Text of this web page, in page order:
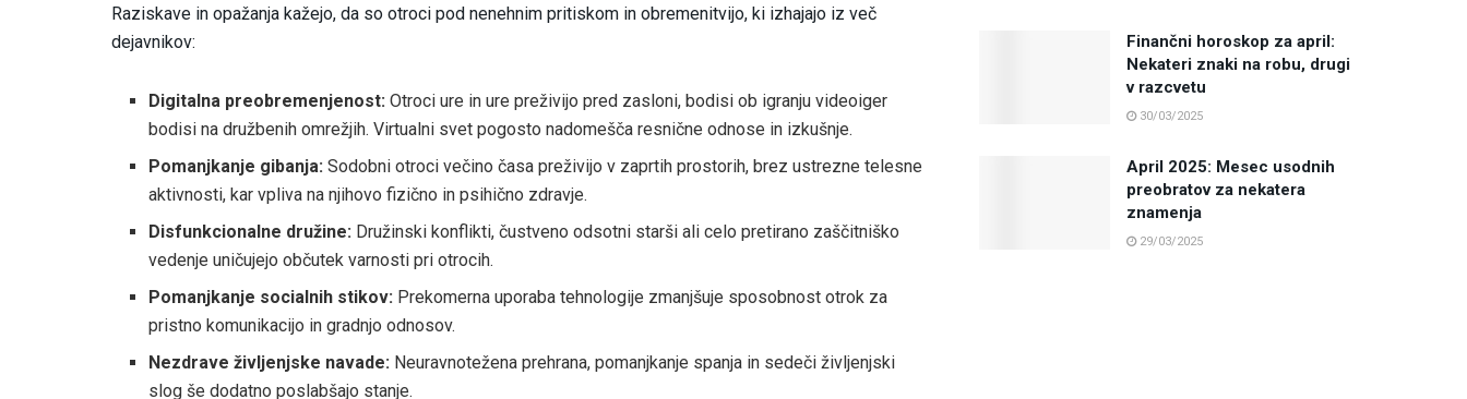
Raziskave in opažanja kažejo, da so otroci pod nenehnim pritiskom in obremenitvijo, ki izhajajo iz več
dejavnikov:
Digitalna preobremenjenost: Otroci ure in ure preživijo pred zasloni, bodisi ob igranju videoiger
bodisi na družbenih omrežjih. Virtualni svet pogosto nadomešča resnične odnose in izkušnje.
Pomanjkanje gibanja: Sodobni otroci večino časa preživijo v zaprtih prostorih, brez ustrezne telesne
aktivnosti, kar vpliva na njihovo fizično in psihično zdravje.
Disfunkcionalne družine: Družinski konflikti, čustveno odsotni starši ali celo pretirano zaščitniško
vedenje uničujejo občutek varnosti pri otrocih.
Pomanjkanje socialnih stikov: Prekomerna uporaba tehnologije zmanjšuje sposobnost otrok za
pristno komunikacijo in gradnjo odnosov.
Nezdrave življenjske navade: Neuravnotežena prehrana, pomanjkanje spanja in sedeči življenjski
slog še dodatno poslabšajo stanje.
Finančni horoskop za april:
Nekateri znaki na robu, drugi
v razcvetu
30/03/2025
April 2025: Mesec usodnih
preobratov za nekatera
znamenja
29/03/2025